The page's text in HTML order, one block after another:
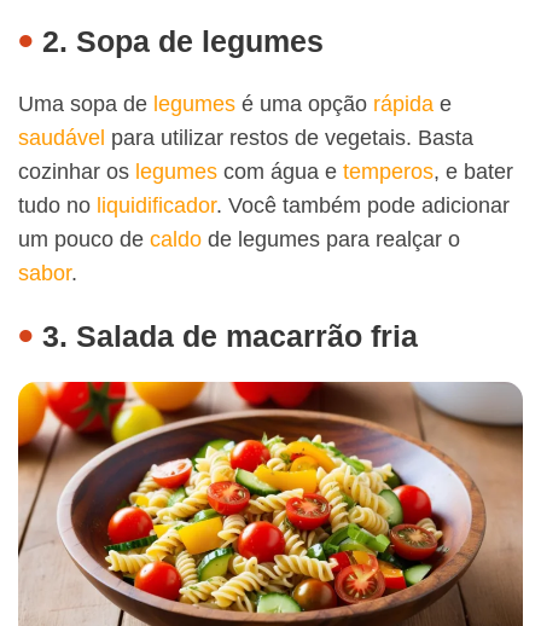
2. Sopa de legumes
Uma sopa de legumes é uma opção rápida e
saudável para utilizar restos de vegetais. Basta
cozinhar os legumes com água e temperos, e bater
tudo no liquidificador. Você também pode adicionar
um pouco de caldo de legumes para realçar o
sabor.
3. Salada de macarrão fria